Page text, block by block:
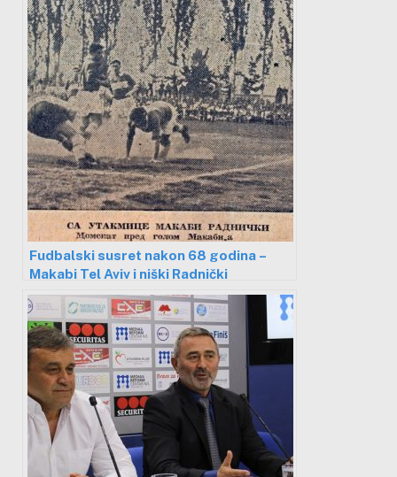
Fudbalski susret nakon 68 godina –
Makabi Tel Aviv i niški Radnički